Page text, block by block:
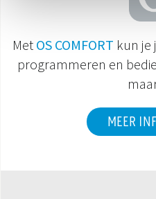
Met OS COMFORT kun je
programmeren en
MEER